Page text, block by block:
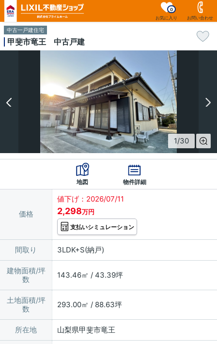
お気に入り
0
お問い合わせ
中古一戸建住宅
甲斐市竜王 中古戸建
1/30
地図 物件詳細
価格
値下げ：2026/07/11
2,298万円
支払いシミュレーション
間取り 3LDK+S(納戸)
建物面積/坪
数
143.46㎡ / 43.39坪
土地面積/坪
数
293.00㎡ / 88.63坪
所在地 山梨県甲斐市竜王